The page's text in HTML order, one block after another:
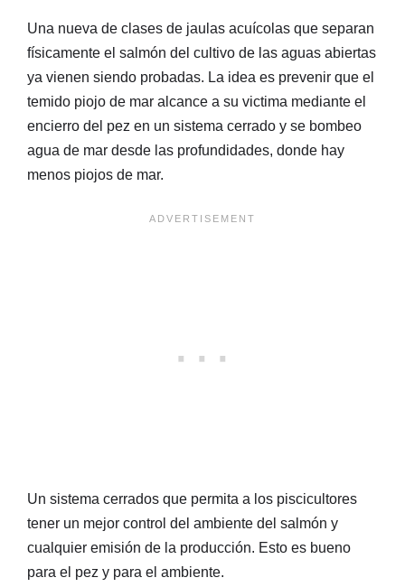
Una nueva de clases de jaulas acuícolas que separan
físicamente el salmón del cultivo de las aguas abiertas
ya vienen siendo probadas. La idea es prevenir que el
temido piojo de mar alcance a su victima mediante el
encierro del pez en un sistema cerrado y se bombeo
agua de mar desde las profundidades, donde hay
menos piojos de mar.
Un sistema cerrados que permita a los piscicultores
tener un mejor control del ambiente del salmón y
cualquier emisión de la producción. Esto es bueno
para el pez y para el ambiente.